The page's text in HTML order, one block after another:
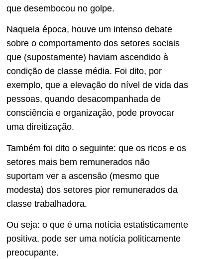
que desembocou no golpe.
Naquela época, houve um intenso debate
sobre o comportamento dos setores sociais
que (supostamente) haviam ascendido à
condição de classe média. Foi dito, por
exemplo, que a elevação do nível de vida das
pessoas, quando desacompanhada de
consciência e organização, pode provocar
uma direitização.
Também foi dito o seguinte: que os ricos e os
setores mais bem remunerados não
suportam ver a ascensão (mesmo que
modesta) dos setores pior remunerados da
classe trabalhadora.
Ou seja: o que é uma notícia estatisticamente
positiva, pode ser uma notícia politicamente
preocupante.